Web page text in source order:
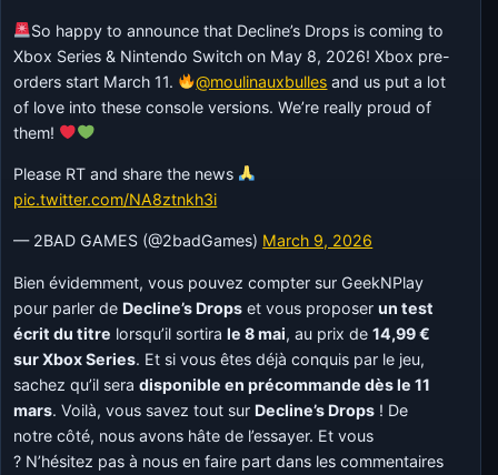
So happy to announce that Decline’s Drops is coming to
Xbox Series & Nintendo Switch on May 8, 2026! Xbox pre-
orders start March 11.
@moulinauxbulles and us put a lot
of love into these console versions. We’re really proud of
them!
Please RT and share the news
pic.twitter.com/NA8ztnkh3i
— 2BAD GAMES (@2badGames) March 9, 2026
Bien évidemment, vous pouvez compter sur GeekNPlay
pour parler de Decline’s Drops et vous proposerun test
écrit du titre lorsqu’il sortirale 8 mai, au prix de14,99 €
sur Xbox Series. Et si vous êtes déjà conquis par le jeu,
sachez qu’il seradisponible en précommande dès le 11
mars. Voilà, vous savez tout sur Decline’s Drops ! De
notre côté, nous avons hâte de l’essayer. Et vous
? N’hésitez pas à nous en faire part dans les commentaires